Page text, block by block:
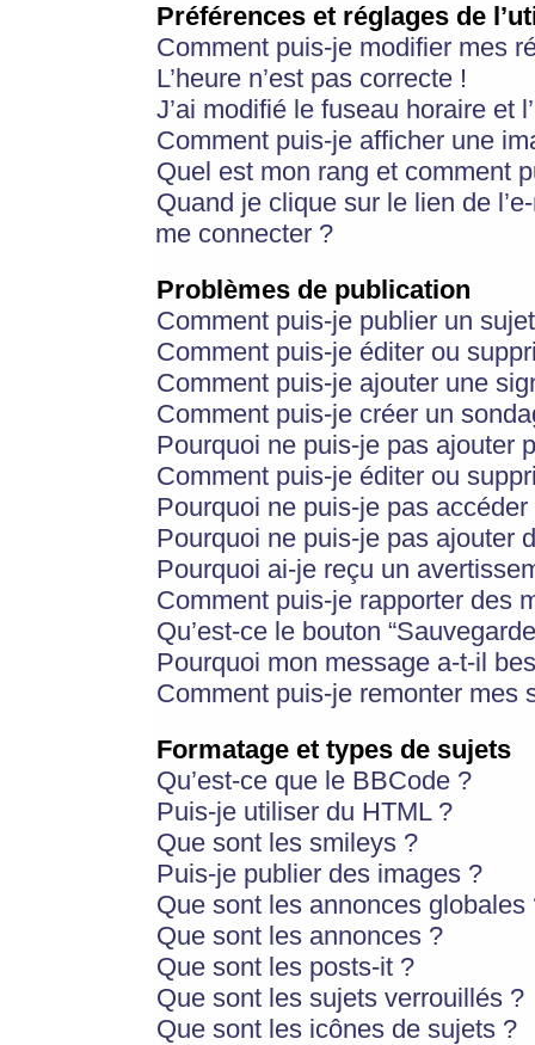
Préférences et réglages de
Comment puis-je modifier mes
L’heure n’est pas correcte !
J’ai modifié le fuseau horaire et
Comment puis-je afficher une
Quel est mon rang et comment
Quand je clique sur le lien de
me connecter ?
Problèmes de publication
Comment puis-je publier un
Comment puis-je éditer ou
Comment puis-je ajouter une
Comment puis-je créer un
Pourquoi ne puis-je pas ajouter
Comment puis-je éditer ou
Pourquoi ne puis-je pas
Pourquoi ne puis-je pas ajouter
Pourquoi ai-je reçu un
Comment puis-je rapporter des
Qu’est-ce le bouton
Pourquoi mon message a-t-il
Comment puis-je remonter mes
Formatage et types de sujets
Qu’est-ce que le BBCode ?
Puis-je utiliser du HTML ?
Que sont les smileys ?
Puis-je publier des images ?
Que sont les annonces globales
Que sont les annonces ?
Que sont les posts-it ?
Que sont les sujets verrouillés ?
Que sont les icônes de sujets ?